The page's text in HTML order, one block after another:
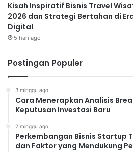
Kisah Inspiratif Bisnis Travel
2026 dan Strategi Bertahan di
Digital
5 hari ago
Postingan Populer
3 minggu ago
Cara Menerapkan Analisis
Keputusan Investasi Baru
2 minggu ago
Perkembangan Bisnis Startup
dan Faktor yang Mendukung